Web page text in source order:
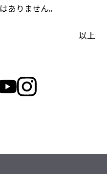
ありません。
以上